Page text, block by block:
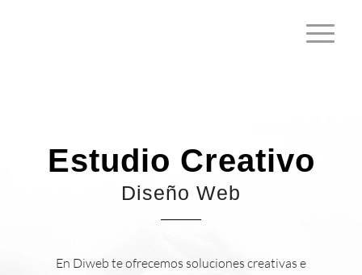
Estudio Creativo
Diseño Web
En Diweb te ofrecemos soluciones creativas e